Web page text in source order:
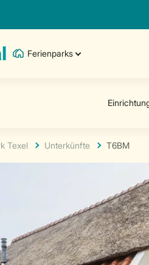
Ferienparks
Texel Unterkünfte T6BM